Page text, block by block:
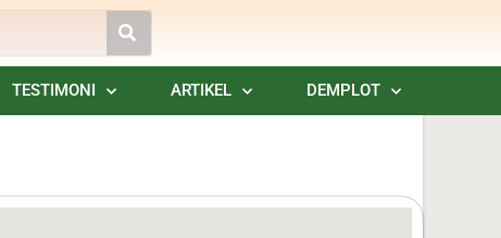
TESTIMONI ARTIKEL DEMPLOT